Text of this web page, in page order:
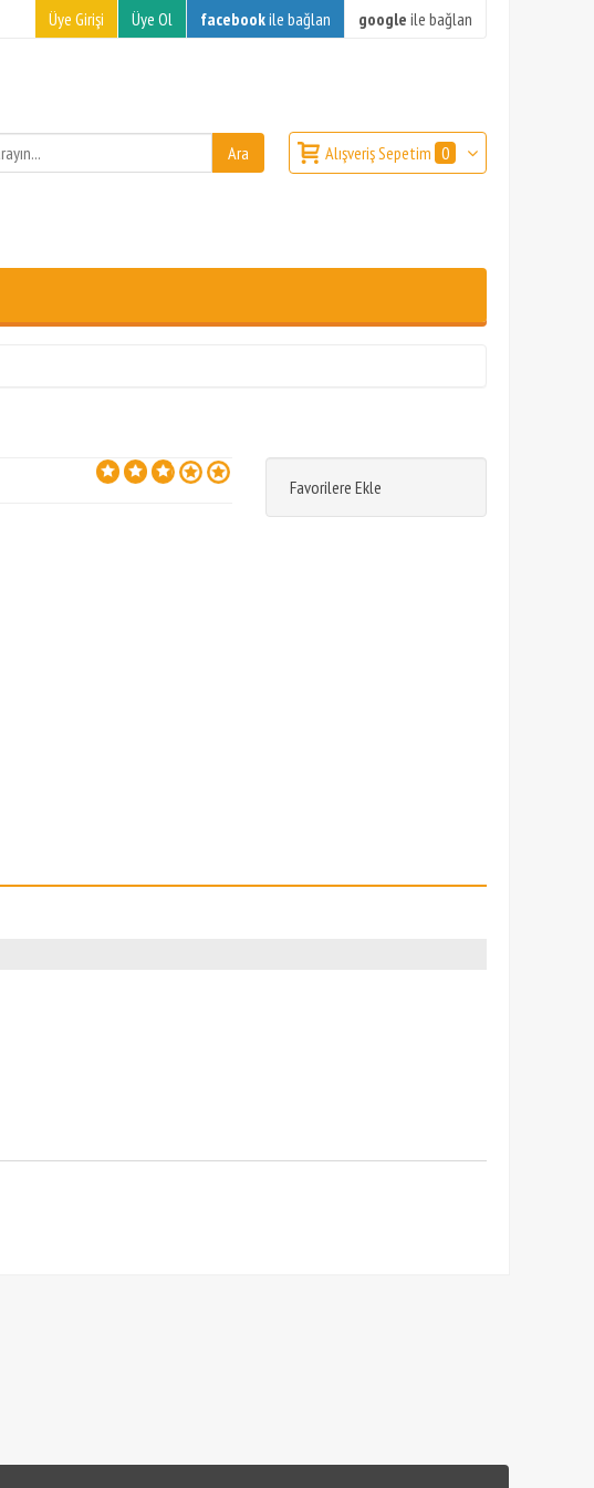
Üye Girişi Üye Ol facebookile bağlan google ile bağlan
Alışveriş Sepetim 0
Favorilere Ekle